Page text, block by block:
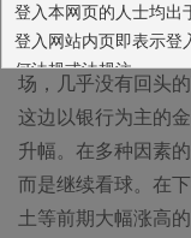
我们在看精彩的球
同虚设了，这是今
场，几乎没有回头
这边以银行为主的
升幅。在多种因素
而是继续看球。在
土等前期大幅涨高
登入本网页的人士均出
登入网站内页即表示登
何法规或法规注。
本网站所载的各
判断仅代表我们的分
议或实际的投资结果。
调整或变更。投资者应
风险因素，或寻求专